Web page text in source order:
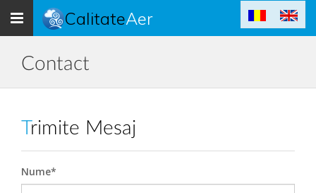
Toggle
navigation
CalitateAer
Contact
Trimite Mesaj
Nume*